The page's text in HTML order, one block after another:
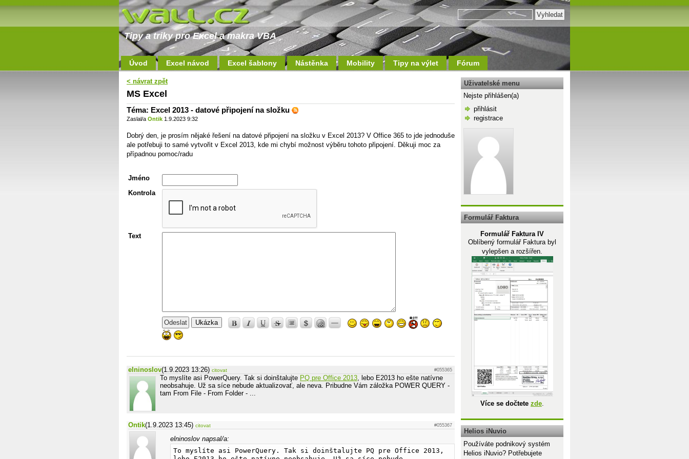
Tipy a triky pro Excel a makra VBA
Úvod Excel návod Excel šablony Nástěnka Mobility Tipy na výlet Fórum
< návrat zpět
MS Excel
Téma: Excel 2013 - datové připojení na složku
Zaslal/a Ontik 1.9.2023 9:32
Dobrý den, je prosím nějaké řešení na datové připojení na složku v Excel 2013? V Office 365 to jde jednoduše
ale potřebuji to samé vytvořit v Excel 2013, kde mi chybí možnost výběru tohoto připojení. Děkuji moc za
případnou pomoc/radu
Jméno
Kontrola
Text
Ukázka
elninoslov(1.9.2023 13:26) citovat #055365
To myslíte asi PowerQuery. Tak si doinštalujte PQ pre Office 2013, lebo E2013 ho ešte natívne
neobsahuje. Už sa síce nebude aktualizovať, ale neva. Pribudne Vám záložka POWER QUERY -
tam From File - From Folder - ...
Ontik(1.9.2023 13:45) citovat #055367
elninoslov napsal/a:
To myslíte asi PowerQuery. Tak si doinštalujte PQ pre Office 2013,
Uživatelské menu
Nejste přihlášen(a)
přihlásit
registrace
Formulář Faktura
Formulář Faktura IV
Oblíbený formulář Faktura byl
vylepšen a rozšířen.
Více se dočtete zde.
Helios iNuvio
Používáte podnikový systém
Helios iNuvio? Potřebujete